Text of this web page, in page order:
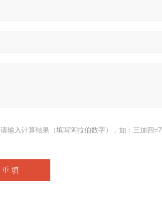
请输入计算结果（填写阿拉伯数字），如：三加四=7